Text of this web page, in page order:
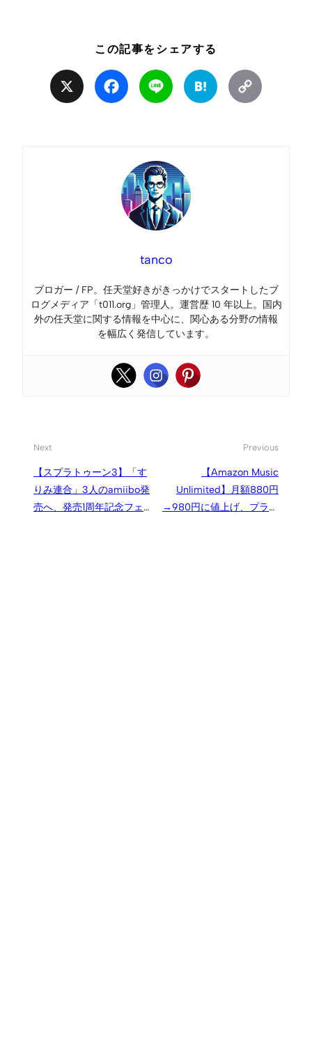
この記事をシェアする
Facebook Line Hatena
tanco
ブロガー / FP。任天堂好きがきっかけでスタートしたブ
ログメディア「t011.org」管理人。運営歴 10 年以上。国内
外の任天堂に関する情報を中心に、関心ある分野の情報
を幅広く発信しています。
Next
【スプラトゥーン3】「す
りみ連合」3人のamiibo発
売へ、発売1周年記念フェス
Previous
【Amazon Music
Unlimited】月額880円
→980円に値上げ、プライ